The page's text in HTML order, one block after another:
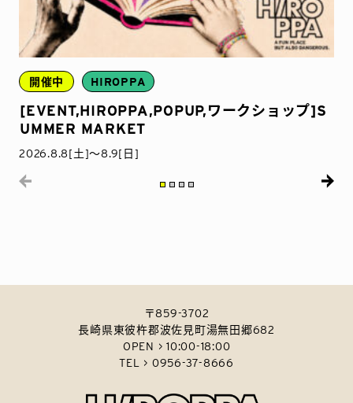
開催中 HIROPPA
[EVENT,HIROPPA,POPUP,ワークショップ]S
UMMER MARKET
2026.8.8[土]〜8.9[日]
〒859-3702
長崎県東彼杵郡波佐見町湯無田郷682
OPEN > 10:00-18:00
TEL > 0956-37-8666